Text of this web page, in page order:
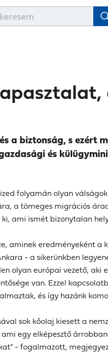
a biztonság, s ezért
és
folyamán olyan
a tömeges migrációs
ami ismét bizonytalan
aminek eredményeként
- a sikerünkben
olyan európai vezető, aki
van. Ezzel
és így hazánk
sok kőolaj kiesett a
egy elképesztő
- fogalmazott,